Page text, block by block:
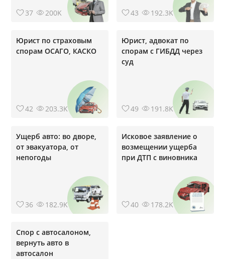
37 200K 43 192.3K
Юрист по страховым
спорам ОСАГО, КАСКО
42 203.3K
Юрист, адвокат по
спорам с ГИБДД через
суд
49 191.8K
Ущерб авто: во дворе,
от эвакуатора, от
непогоды
36 182.9K
Исковое заявление о
возмещении ущерба
при ДТП с виновника
40 178.2K
Спор с автосалоном,
вернуть авто в
автосалон